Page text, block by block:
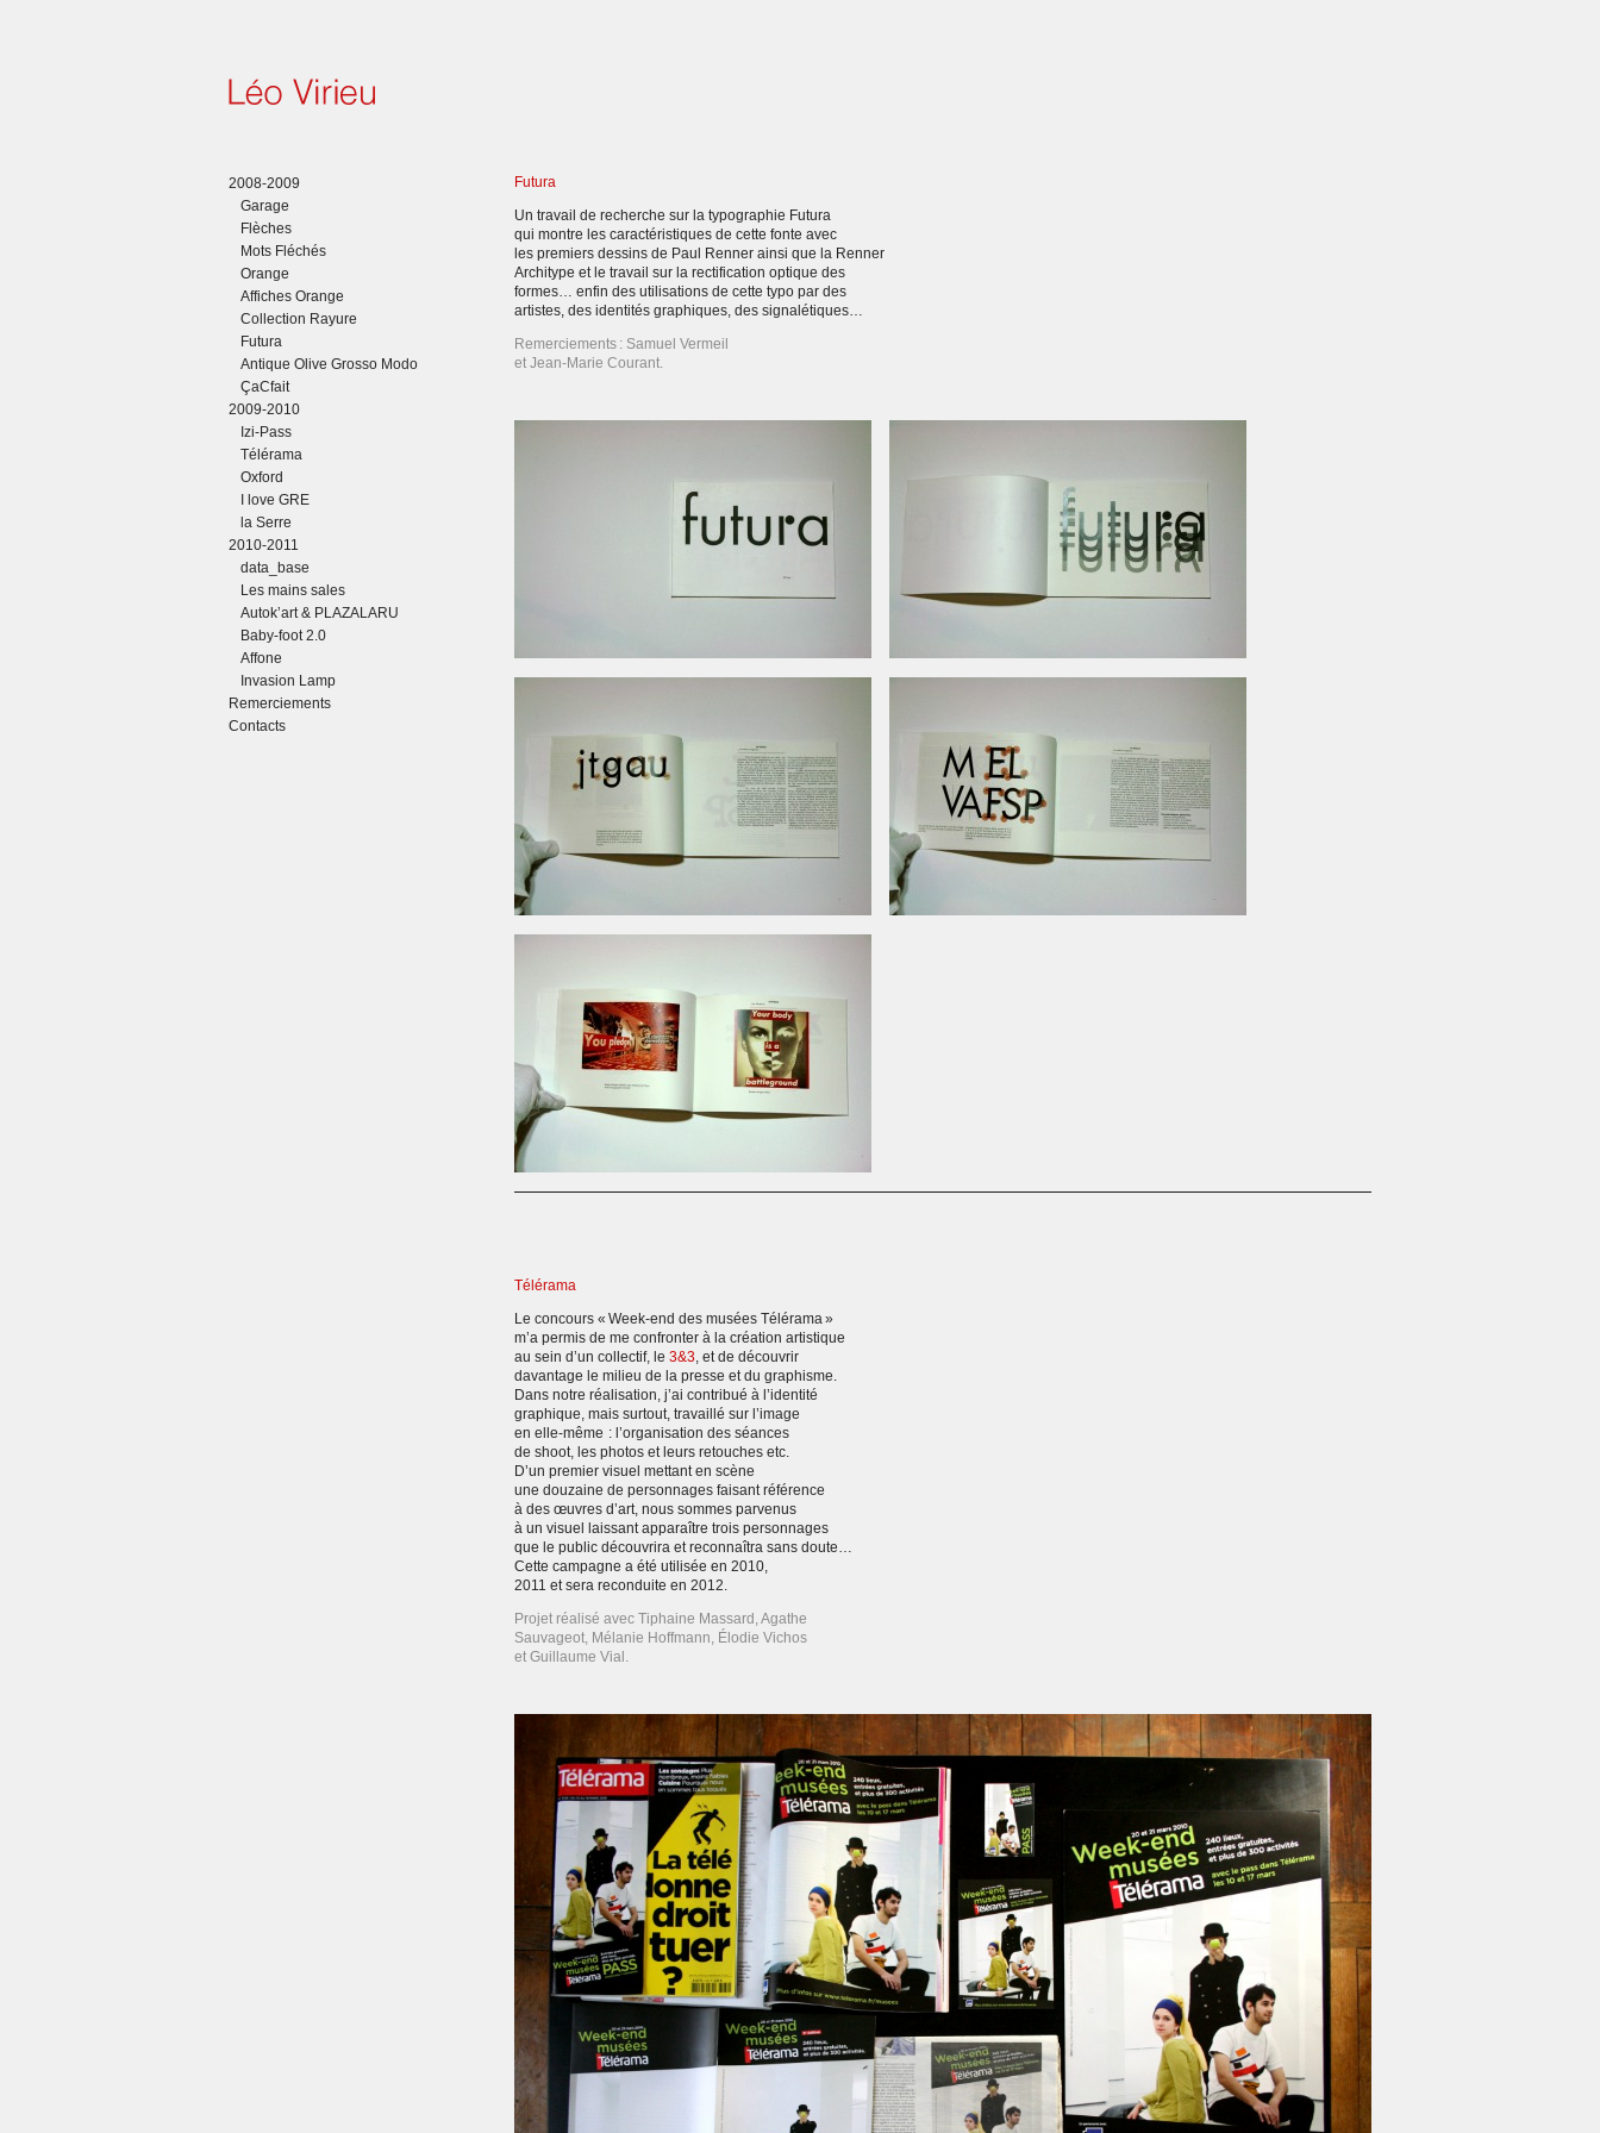
2008-2009
Garage
Flèches
Mots Fléchés
Orange
Affiches Orange
Collection Rayure
Futura
Antique Olive Grosso Modo
ÇaCfait
2009-2010
Izi-Pass
Télérama
Oxford
I love GRE
la Serre
2010-2011
data_base
Les mains sales
Autok’art & PLAZALARU
Baby-foot 2.0
Affone
Invasion Lamp
Remerciements
Contacts
Futura
Un travail de recherche sur la typographie Futura
qui montre les caractéristiques de cette fonte avec
les premiers dessins de Paul Renner ainsi que la Renner
Architype et le travail sur la rectification optique des
formes… enfin des utilisations de cette typo par des
artistes, des identités graphiques, des signalétiques…
Remerciements : Samuel Vermeil
et Jean-Marie Courant.
Télérama
Le concours « Week-end des musées Télérama »
m’a permis de me confronter à la création artistique
au sein d’un collectif, le 3&3, et de découvrir
davantage le milieu de la presse et du graphisme.
Dans notre réalisation, j’ai contribué à l’identité
graphique, mais surtout, travaillé sur l’image
en elle-même : l’organisation des séances
de shoot, les photos et leurs retouches etc.
D’un premier visuel mettant en scène
une douzaine de personnages faisant référence
à des œuvres d’art, nous sommes parvenus
à un visuel laissant apparaître trois personnages
que le public découvrira et reconnaîtra sans doute…
Cette campagne a été utilisée en 2010,
2011 et sera reconduite en 2012.
Projet réalisé avec Tiphaine Massard, Agathe
Sauvageot, Mélanie Hoffmann, Élodie Vichos
et Guillaume Vial.